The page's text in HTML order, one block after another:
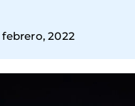
febrero, 2022